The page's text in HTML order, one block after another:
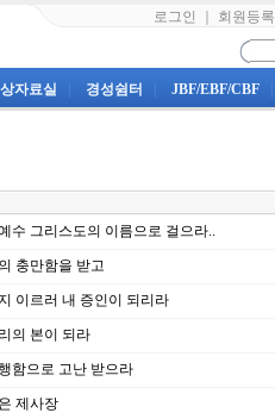
로그인 회원등록
자료실 경성쉼터 JBF/EBF/CBF
수 그리스도의 이름으로 걸으라..
충만함을 받고
이르러 내 증인이 되리라
의 본이 되라
함으로 고난 받으라
제사장